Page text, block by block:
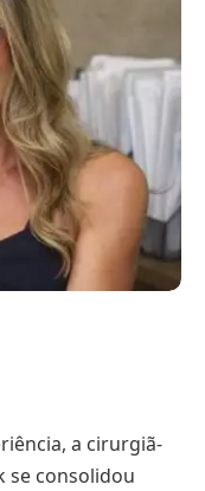
a cirurgiã-
se consolidou